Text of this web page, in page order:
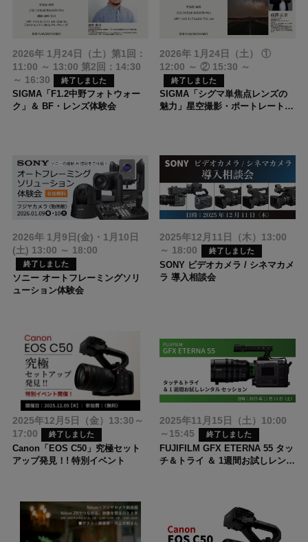
『Roland V-1-4K』HAKUBAマル
2026.8.20 (木) 18:00まで
ご購入期間 2026.6.18(木)～
2026.8.31(月) まで
80th ANNIVERSARY フジヤカメ
ラ
クロネコ延長保証対象品
SFIリーシング 法人様・個人事業
主様向け リース
SIGMA「F1.2中野フォトウォー
ク」＆ BF・レンズ体験会
2026年 1月24日（土）第1回：
11:00 ～ 13:00 第2回：14:30
～ 16:30
終了しました
SIGMA「シグマ単焦点レンズの
魅力」星空撮影・ポートレートセ
2026年 1月24日（土） ①
12:00 ～ ② 15:30 ～
終了しました
ソニー オートフレーミングソリ
ューション体験会
2026年 1月9日(金)・1月10日
(土) 13:00 ～ 18:00
終了しました
SONY ビデオカメラ / シネマカメ
ラ 導入相談会
2025年12月11日（木）13:00
～ 18:00
終了しました
Canon「EOS C50」究極セット
アップ発見！! 特別イベント
2025年12月5日（金）13:30～
17:00
終了しました
FUJIFILM GFX ETERNA 55 タッ
チ＆トライ ＆ 1週間お試しレンタ
2025年11月15日（土）10:00
～15:45
終了しました